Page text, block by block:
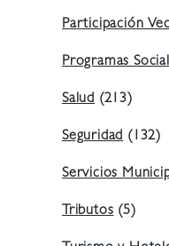
Participación
Programas
Salud (213)
Seguridad(132)
Servicios
Tributos(5)